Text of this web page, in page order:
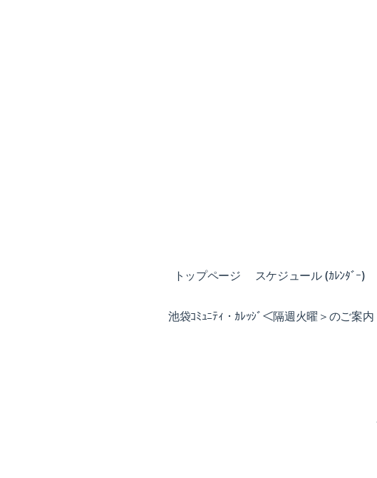
トップページ スケジュール (ｶﾚﾝﾀﾞｰ)
池袋ｺﾐｭﾆﾃｨ・ｶﾚｯｼﾞ＜隔週火曜＞のご案内